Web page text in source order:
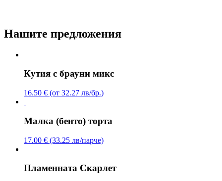
Нашите предложения
Кутия с брауни микс
16.50 € (от 32.27 лв/бр.)
Малка (бенто) торта
17.00 € (33.25 лв/парче)
Пламенната Скарлет